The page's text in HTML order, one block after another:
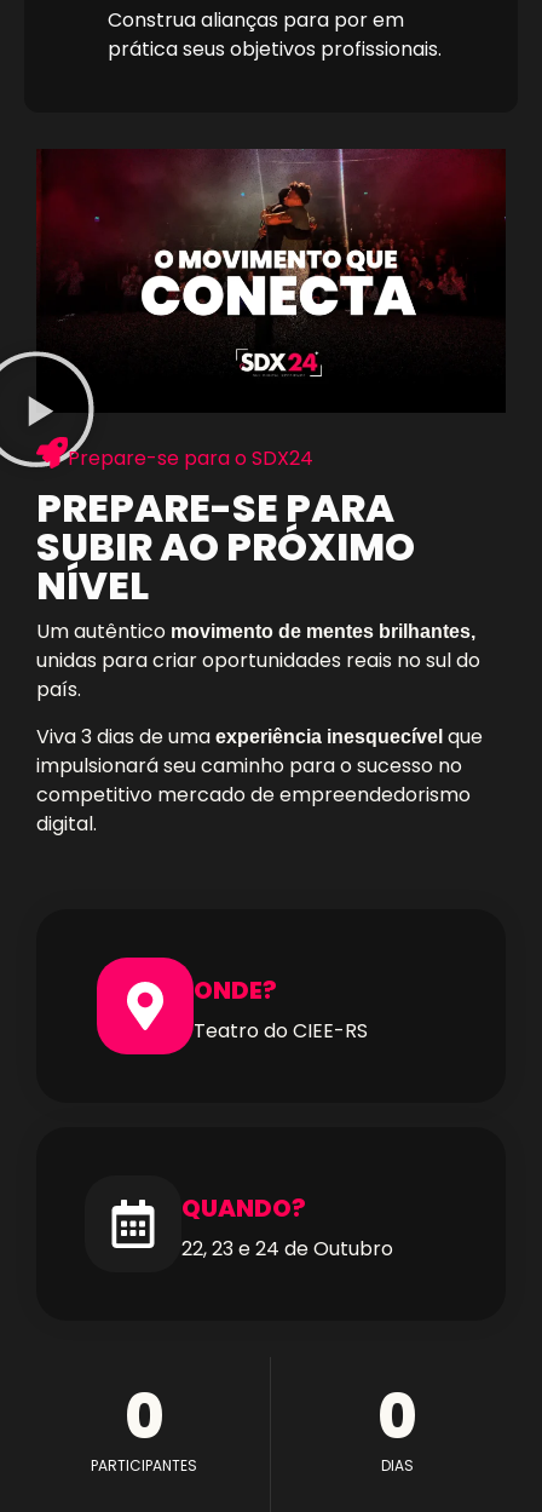
Construa alianças para por em
prática seus objetivos profissionais.
Prepare-se para o SDX24
PREPARE-SE PARA
SUBIR AO PRÓXIMO
NÍVEL
Um autêntico movimento de mentes brilhantes,
unidas para criar oportunidades reais no sul do
país.
Viva 3 dias de uma experiência inesquecível que
impulsionará seu caminho para o sucesso no
competitivo mercado de empreendedorismo
digital.
ONDE?
Teatro do CIEE-RS
QUANDO?
22, 23 e 24 de Outubro
PARTICIPANTES
0
DIAS
0